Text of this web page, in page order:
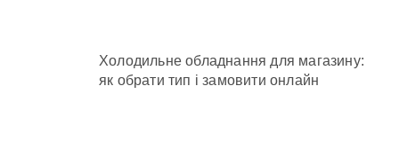
Холодильне обладнання для магазину:
як обрати тип і замовити онлайн